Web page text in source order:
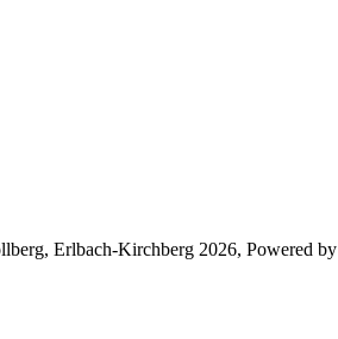
Erlbach-Kirchberg 2026, Powered by